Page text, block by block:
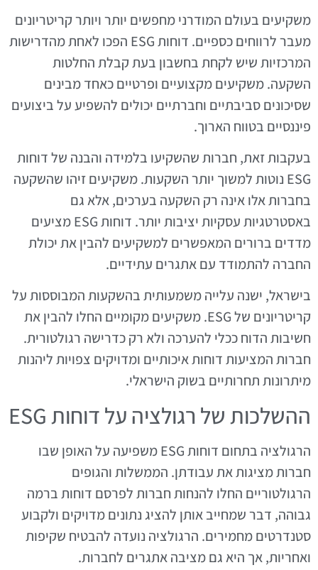
משקיעים בעולם המודרני מחפשים יותר ויותר קריטריונים
מעבר לרווחים כספיים. דוחות ESG הפכו לאחת מהדרישות
המרכזיות שיש לקחת בחשבון בעת קבלת החלטות
השקעה. משקיעים מקצועיים ופרטיים כאחד מבינים
שסיכונים סביבתיים וחברתיים יכולים להשפיע על ביצועים
פיננסיים בטווח הארוך.
בעקבות זאת, חברות שהשקיעו בלמידה והבנה של דוחות
ESG נוטות למשוך יותר השקעות. משקיעים זיהו שהשקעה
בחברות אלו אינה רק השקעה בערכים, אלא גם
באסטרטגיות עסקיות יציבות יותר. דוחות ESG מציעים
מדדים ברורים המאפשרים למשקיעים להבין את יכולת
החברה להתמודד עם אתגרים עתידיים.
בישראל, ישנה עלייה משמעותית בהשקעות המבוססות על
קריטריונים של ESG. משקיעים מקומיים החלו להבין את
חשיבות הדוח ככלי להערכה ולא רק כדרישה רגולטורית.
חברות המציעות דוחות איכותיים ומדויקים צפויות ליהנות
מיתרונות תחרותיים בשוק הישראלי.
ההשלכות של רגולציה על דוחות ESG
הרגולציה בתחום דוחות ESG משפיעה על האופן שבו
חברות מציגות את עבודתן. הממשלות והגופים
הרגולטוריים החלו להנחות חברות לפרסם דוחות ברמה
גבוהה, דבר שמחייב אותן להציג נתונים מדויקים ולקבוע
סטנדרטים מחמירים. הרגולציה נועדה להבטיח שקיפות
ואחריות, אך היא גם מציבה אתגרים לחברות.